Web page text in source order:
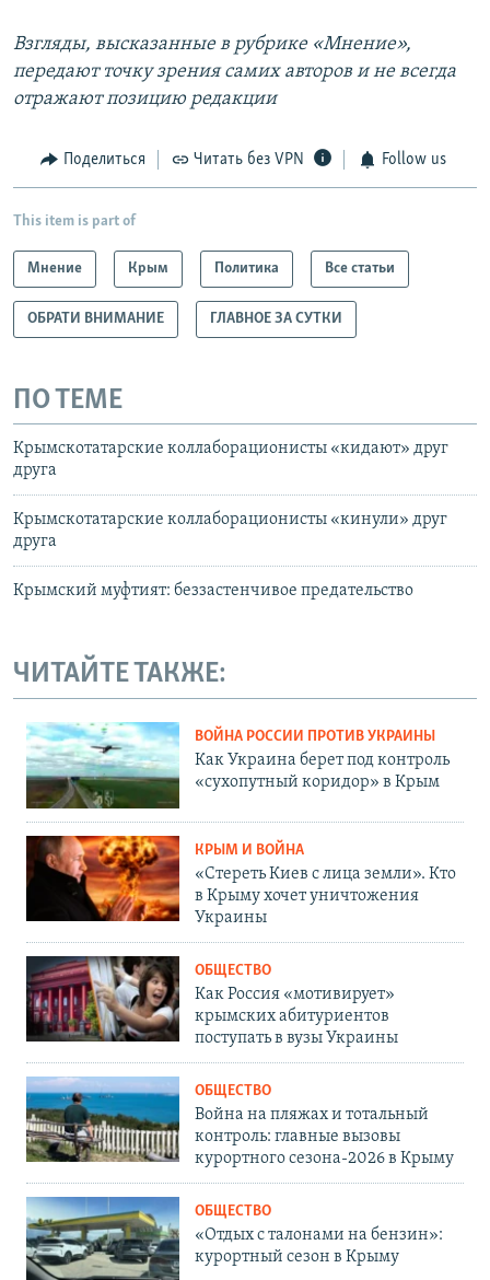
Взгляды, высказанные в рубрике «Мнение»,
передают точку зрения самих авторов и не всегда
отражают позицию редакции
Поделиться Читать без VPN Follow us
This item is part of
Мнение Крым Политика Все статьи
ОБРАТИ ВНИМАНИЕ ГЛАВНОЕ ЗА СУТКИ
ПО ТЕМЕ
Крымскотатарские коллаборационисты «кидают» друг
друга
Крымскотатарские коллаборационисты «кинули» друг
друга
Крымский муфтият: беззастенчивое предательство
ЧИТАЙТЕ ТАКЖЕ:
ВОЙНА РОССИИ ПРОТИВ УКРАИНЫ
Как Украина берет под контроль
«сухопутный коридор» в Крым
КРЫМ И ВОЙНА
«Стереть Киев с лица земли». Кто
в Крыму хочет уничтожения
Украины
ОБЩЕСТВО
Как Россия «мотивирует»
крымских абитуриентов
поступать в вузы Украины
ОБЩЕСТВО
Война на пляжах и тотальный
контроль: главные вызовы
курортного сезона-2026 в Крыму
ОБЩЕСТВО
«Отдых с талонами на бензин»:
курортный сезон в Крыму